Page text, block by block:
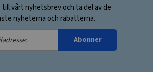
till vårt nyhetsbrev och ta del av de
nyheterna och rabatterna.
Abonner